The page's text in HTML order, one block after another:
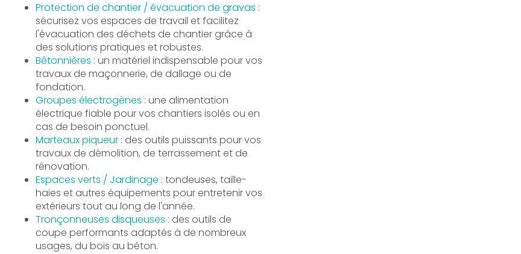
Protection de chantier / évacuation de gravas :
sécurisez vos espaces de travail et facilitez
l'évacuation des déchets de chantier grâce à
des solutions pratiques et robustes.
Bétonnières : un matériel indispensable pour vos
travaux de maçonnerie, de dallage ou de
fondation.
Groupes électrogènes : une alimentation
électrique fiable pour vos chantiers isolés ou en
cas de besoin ponctuel.
Marteaux piqueur: des outils puissants pour vos
travaux de démolition, de terrassement et de
rénovation.
Espaces verts / Jardinage : tondeuses, taille-
haies et autres équipements pour entretenir vos
extérieurs tout au long de l'année.
Tronçonneuses disqueuses : des outils de
coupe performants adaptés à de nombreux
usages, du bois au béton.